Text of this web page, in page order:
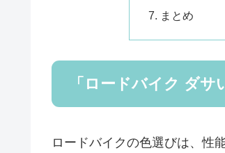
まとめ
「ロードバイク ダ
ロードバイクの色選びは、性